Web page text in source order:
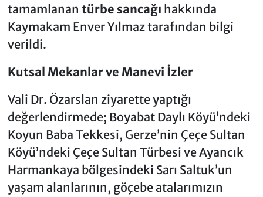
tamamlanan türbe sancağı hakkında
Kaymakam Enver Yılmaz tarafından bilgi
verildi.
Kutsal Mekanlar ve Manevi İzler
Vali Dr. Özarslan ziyarette yaptığı
değerlendirmede; Boyabat Daylı Köyü’ndeki
Koyun Baba Tekkesi, Gerze’nin Çeçe Sultan
Köyü’ndeki Çeçe Sultan Türbesi ve Ayancık
Harmankaya bölgesindeki Sarı Saltuk’un
yaşam alanlarının, göçebe atalarımızın